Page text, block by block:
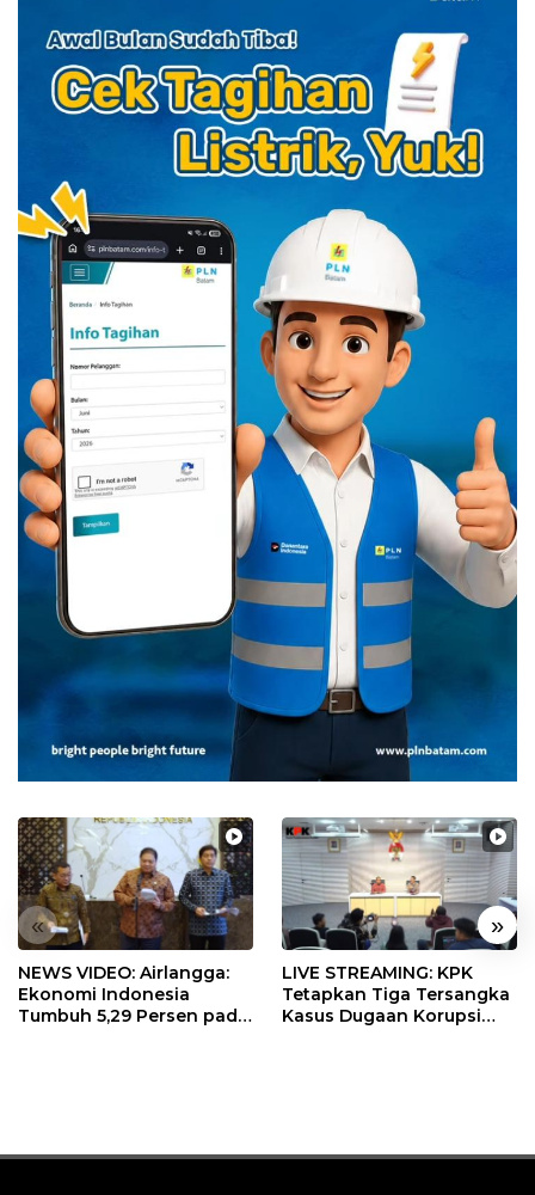
« »
NEWS VIDEO: Airlangga:
Ekonomi Indonesia
Tumbuh 5,29 Persen pada
LIVE STREAMING: KPK
Tetapkan Tiga Tersangka
Kasus Dugaan Korupsi